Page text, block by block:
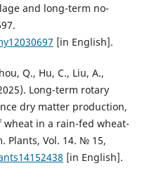
and long-term no-
[in English].
Q., Hu, C., Liu, A.,
Long-term rotary
dry matter production,
in a rain-fed wheat-
Plants, Vol. 14. № 15,
[in English].